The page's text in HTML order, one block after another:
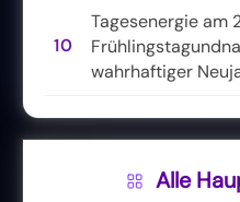
10
Tagesenergie am
wahrhaftiger
Alle